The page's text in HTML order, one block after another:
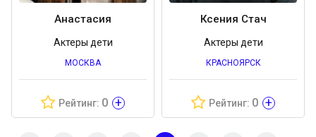
Анастасия
Актеры дети
МОСКВА
Рейтинг: 0 +
Ксения Стач
Актеры дети
КРАСНОЯРСК
Рейтинг: 0 +